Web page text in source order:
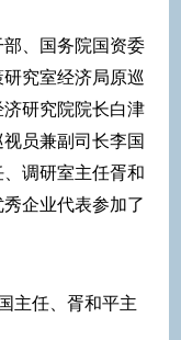
、国务院国资委
究室经济局原巡
研究院院长白津
员兼副司长李国
调研室主任胥和
企业代表参加了
主任、胥和平主